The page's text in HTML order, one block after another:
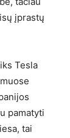
įprastų
Tesla
pamatyti
tai